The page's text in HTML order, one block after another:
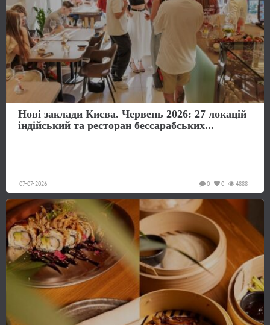
Нові заклади Києва. Червень 2026: 27 локацій
індійський та ресторан бессарабських...
07-07-2026 4888
0
0